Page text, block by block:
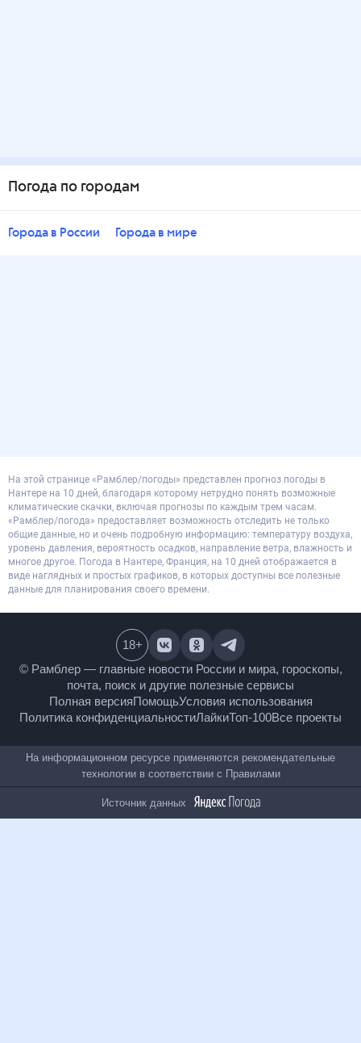
Погода по городам
Города в России Города в мире
На этой странице «Рамблер/погоды» представлен прогноз погоды в
Нантере на 10 дней, благодаря которому нетрудно понять возможные
климатические скачки, включая прогнозы по каждым трем часам.
«Рамблер/погода» предоставляет возможность отследить не только
общие данные, но и очень подробную информацию: температуру воздуха,
уровень давления, вероятность осадков, направление ветра, влажность и
многое другое. Погода в Нантере, Франция, на 10 дней отображается в
виде наглядных и простых графиков, в которых доступны все полезные
данные для планирования своего времени.
© Рамблер — главные новости России и мира,
гороскопы, почта, поиск и другие полезные сервисы
Полная версияПомощьУсловия использования
Политика конфиденциальностиЛайкиТоп-100
18+
На информационном ресурсе применяются
рекомендательные технологии в соответствии сПравилами
Источник данных